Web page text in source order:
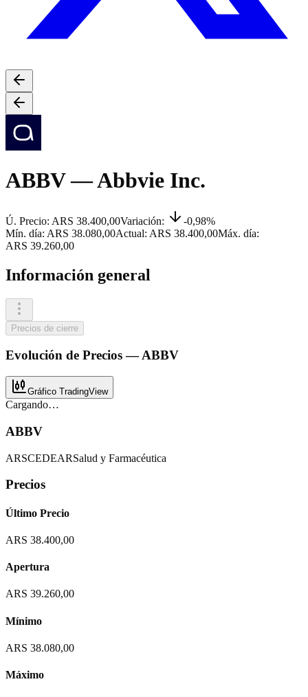
ABBV — Abbvie Inc.
Ú. Precio: ARS 38.400,00Variación:
-0,98%
Mín. día: ARS 38.080,00Actual: ARS 38.400,00Máx. día:
ARS 39.260,00
Información general
Precios de cierre
Evolución de Precios—ABBV
Gráfico TradingView
Cargando…
ABBV
ARSCEDEARSalud y Farmacéutica
Precios
Último Precio
ARS 38.400,00
Apertura
ARS 39.260,00
Mínimo
ARS 38.080,00
Máximo